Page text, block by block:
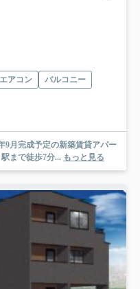
エアコン
バルコニー
9月完成予定の新築賃貸アパー
まで徒歩7分... もっと見る